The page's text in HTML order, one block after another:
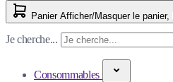
Panier
Je cherche...
Consommables